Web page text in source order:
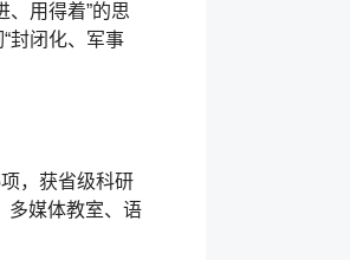
、用得着”的思
封闭化、军事
，获省级科研
多媒体教室、语